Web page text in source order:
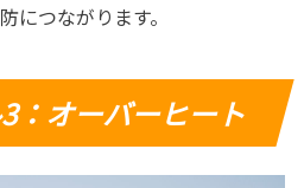
につながります。
：オーバーヒート